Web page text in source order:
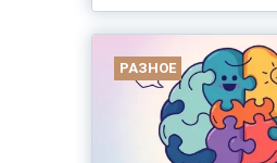
РАЗНОЕ